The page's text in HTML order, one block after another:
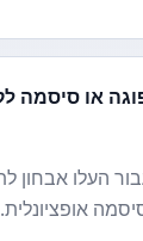
או סיסמה
העלו אבחון
אופציונלית.